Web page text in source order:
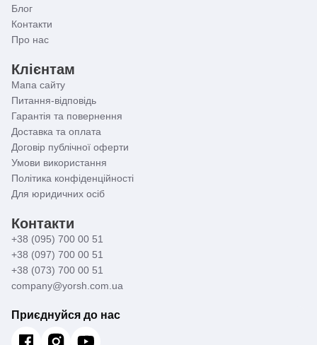
Блог
Контакти
Про нас
Клієнтам
Мапа сайту
Питання-відповідь
Гарантія та повернення
Доставка та оплата
Договір публічної оферти
Умови використання
Політика конфіденційності
Для юридичних осіб
Контакти
+38 (095) 700 00 51
+38 (097) 700 00 51
+38 (073) 700 00 51
company@yorsh.com.ua
Приєднуйся до нас